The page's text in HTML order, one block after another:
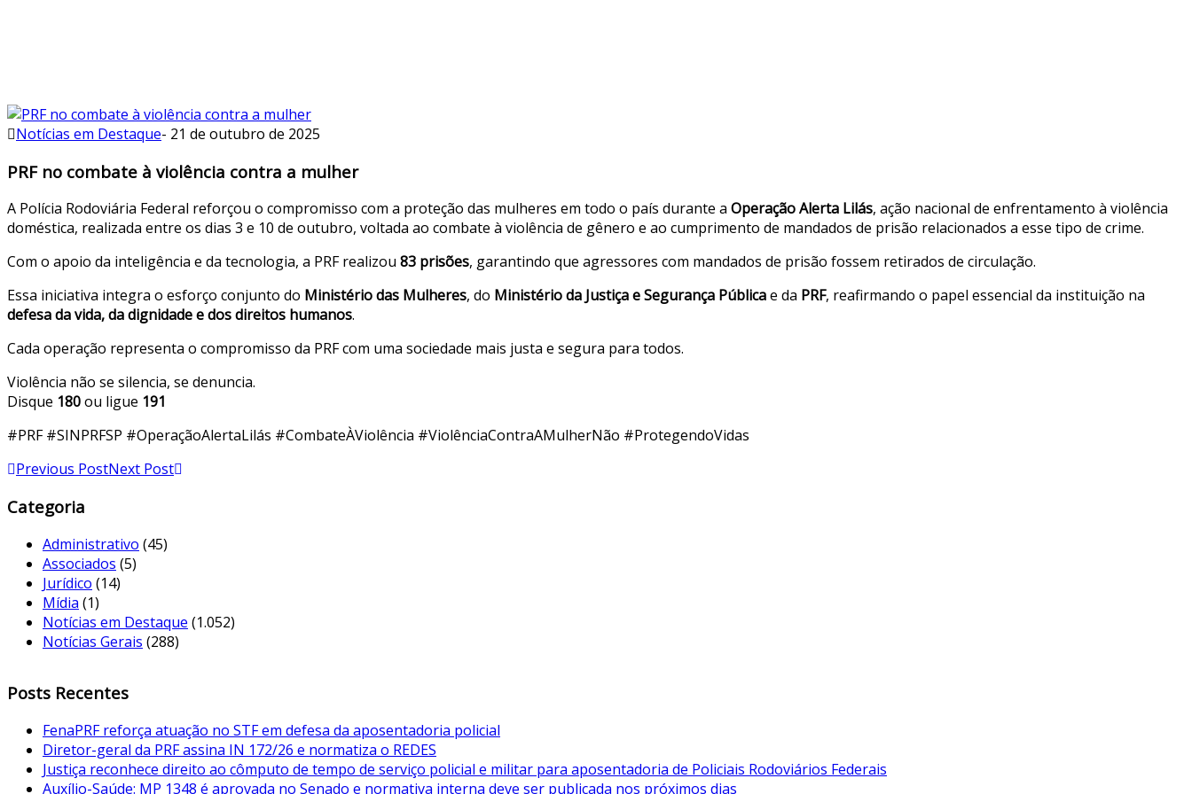
Notícias em Destaque- 21 de outubro de 2025
PRF no combate à violência contra a mulher
A Polícia Rodoviária Federal reforçou o compromisso com a proteção das mulheres em todo o país durante a Operação Alerta Lilás, ação nacional de enfrentamento à violência
doméstica, realizada entre os dias 3 e 10 de outubro, voltada ao combate à violência de gênero e ao cumprimento de mandados de prisão relacionados a esse tipo de crime.
Com o apoio da inteligência e da tecnologia, a PRF realizou 83 prisões, garantindo que agressores com mandados de prisão fossem retirados de circulação.
Essa iniciativa integra o esforço conjunto do Ministério das Mulheres, do Ministério da Justiça e Segurança Públicae da PRF, reafirmando o papel essencial da instituição na
defesa da vida, da dignidade e dos direitos humanos.
Cada operação representa o compromisso da PRF com uma sociedade mais justa e segura para todos.
Violência não se silencia, se denuncia.
Disque 180ou ligue 191
#PRF #SINPRFSP #OperaçãoAlertaLilás #CombateÀViolência #ViolênciaContraAMulherNão #ProtegendoVidas
Previous PostNext Post
Categoria
Administrativo (45)
Associados (5)
Jurídico (14)
Mídia (1)
Notícias em Destaque (1.052)
Notícias Gerais (288)
Posts Recentes
FenaPRF reforça atuação no STF em defesa da aposentadoria policial
Diretor-geral da PRF assina IN 172/26 e normatiza o REDES
Justiça reconhece direito ao cômputo de tempo de serviço policial e militar para aposentadoria de Policiais Rodoviários Federais
Auxílio-Saúde: MP 1348 é aprovada no Senado e normativa interna deve ser publicada nos próximos dias